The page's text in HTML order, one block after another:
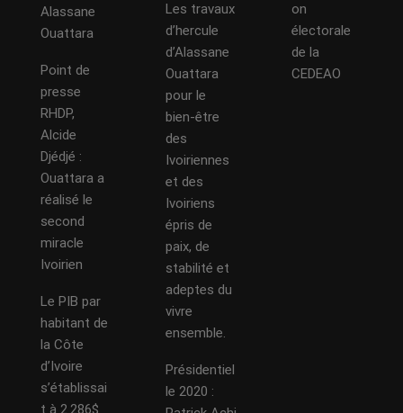
Alassane
Ouattara
Point de
presse
RHDP,
Alcide
Djédjé :
Ouattara a
réalisé le
second
miracle
Ivoirien
Le PIB par
habitant de
la Côte
d’Ivoire
s’établissai
t à 2.286$
Les travaux
d’hercule
d’Alassane
Ouattara
pour le
bien-être
des
Ivoiriennes
et des
Ivoiriens
épris de
paix, de
stabilité et
adeptes du
vivre
ensemble.
Présidentiel
le 2020 :
on
électorale
de la
CEDEAO